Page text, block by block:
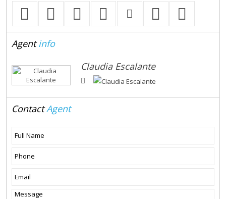
Agentinfo
Claudia Escalante
ContactAgent